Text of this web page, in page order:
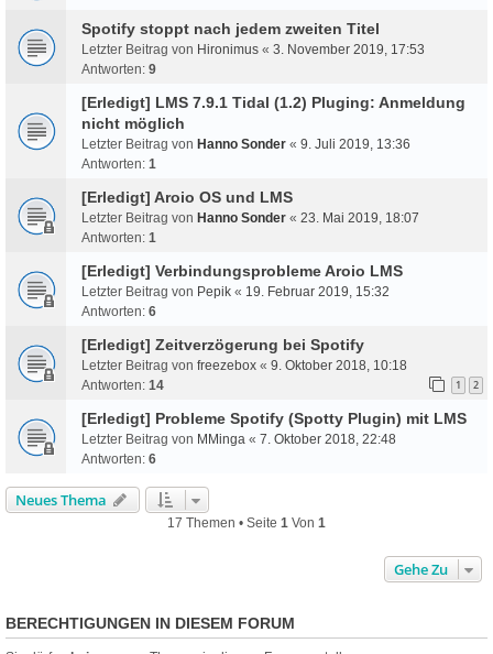
Spotify stoppt nach jedem zweiten Titel
Letzter Beitrag von Hironimus « 3. November 2019, 17:53
Antworten: 9
[Erledigt] LMS 7.9.1 Tidal (1.2) Pluging: Anmeldung
nicht möglich
Letzter Beitrag von Hanno Sonder « 9. Juli 2019, 13:36
Antworten: 1
[Erledigt] Aroio OS und LMS
Letzter Beitrag von Hanno Sonder « 23. Mai 2019, 18:07
Antworten: 1
[Erledigt] Verbindungsprobleme Aroio LMS
Letzter Beitrag von Pepik « 19. Februar 2019, 15:32
Antworten: 6
[Erledigt] Zeitverzögerung bei Spotify
Letzter Beitrag von freezebox « 9. Oktober 2018, 10:18
Antworten: 14 1 2
[Erledigt] Probleme Spotify (Spotty Plugin) mit LMS
Letzter Beitrag von MMinga « 7. Oktober 2018, 22:48
Antworten: 6
Neues Thema
17 Themen • Seite 1 Von 1
Gehe Zu
BERECHTIGUNGEN IN DIESEM FORUM